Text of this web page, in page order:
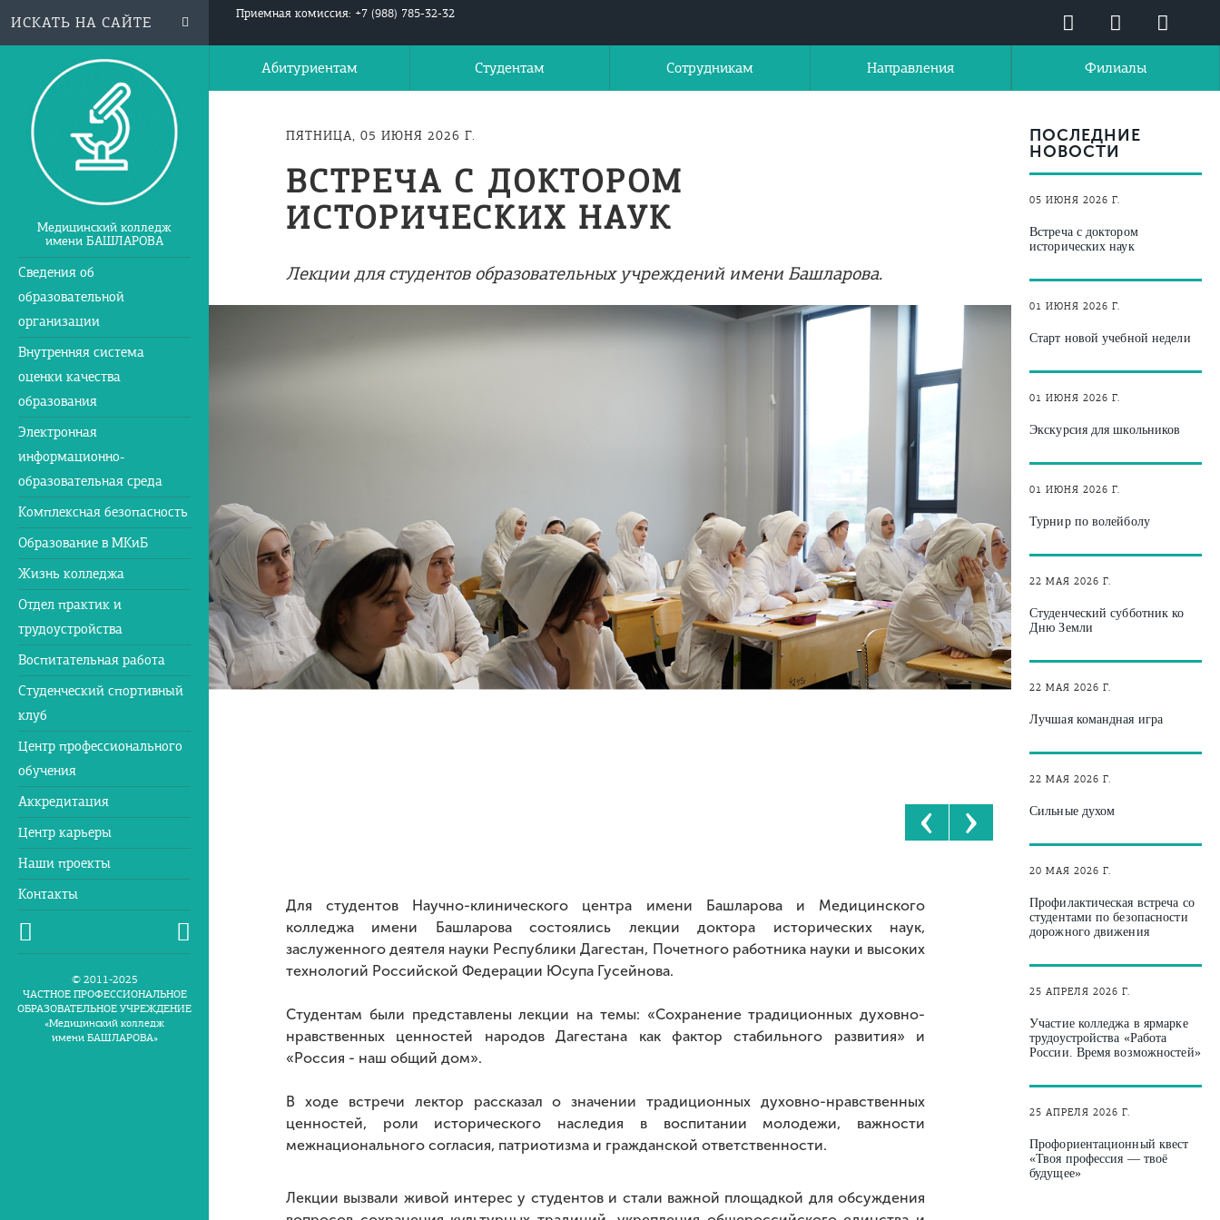
Медицинский колледж
имени БАШЛАРОВА
Сведения об
образовательной
организации
Внутренняя система
оценки качества
образования
Электронная
информационно-
образовательная среда
Комплексная безопасность
Образование в МКиБ
Жизнь колледжа
Отдел практик и
трудоустройства
Воспитательная работа
Студенческий спортивный
клуб
Центр профессионального
обучения
Аккредитация
Центр карьеры
Наши проекты
Контакты
© 2011-2025
ЧАСТНОЕ ПРОФЕССИОНАЛЬНОЕ
ОБРАЗОВАТЕЛЬНОЕ УЧРЕЖДЕНИЕ
«Медицинский колледж
имени БАШЛАРОВА»
Приемная комиссия: +7 (988) 785-32-32
Абитуриентам Студентам Сотрудникам Направления Филиалы
ПЯТНИЦА, 05 ИЮНЯ 2026 Г.
ВСТРЕЧА С ДОКТОРОМ
ИСТОРИЧЕСКИХ НАУК
Лекции для студентов образовательных учреждений имени Башларова.
‹ ›
Для студентов Научно-клинического центра имени Башларова и Медицинского
колледжа имени Башларова состоялись лекции доктора исторических наук,
заслуженного деятеля науки Республики Дагестан, Почетного работника науки и высоких
технологий Российской Федерации Юсупа Гусейнова.
Студентам были представлены лекции на темы: «Сохранение традиционных духовно-
нравственных ценностей народов Дагестана как фактор стабильного развития» и
«Россия - наш общий дом».
В ходе встречи лектор рассказал о значении традиционных духовно-нравственных
ценностей, роли исторического наследия в воспитании молодежи, важности
межнационального согласия, патриотизма и гражданской ответственности.
Лекции вызвали живой интерес у студентов и стали важной площадкой для обсуждения
ПОСЛЕДНИЕ
НОВОСТИ
05 ИЮНЯ 2026 Г.
Встреча с доктором
исторических наук
01 ИЮНЯ 2026 Г.
Старт новой учебной недели
01 ИЮНЯ 2026 Г.
Экскурсия для школьников
01 ИЮНЯ 2026 Г.
Турнир по волейболу
22 МАЯ 2026 Г.
Студенческий субботник ко
Дню Земли
22 МАЯ 2026 Г.
Лучшая командная игра
22 МАЯ 2026 Г.
Сильные духом
20 МАЯ 2026 Г.
Профилактическая встреча со
студентами по безопасности
дорожного движения
25 АПРЕЛЯ 2026 Г.
Участие колледжа в ярмарке
трудоустройства «Работа
России. Время возможностей»
25 АПРЕЛЯ 2026 Г.
Профориентационный квест
«Твоя профессия — твоё
будущее»